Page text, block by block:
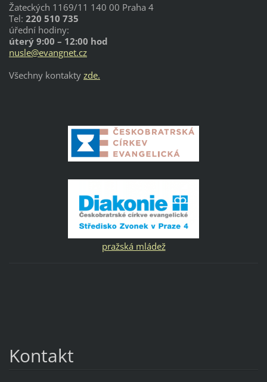
Žateckých 1169/11 140 00 Praha 4
Tel: 220 510 735
úřední hodiny:
úterý 9:00 – 12:00 hod
nusle@evangnet.cz
Všechny kontakty zde.
pražská mládež
Kontakt